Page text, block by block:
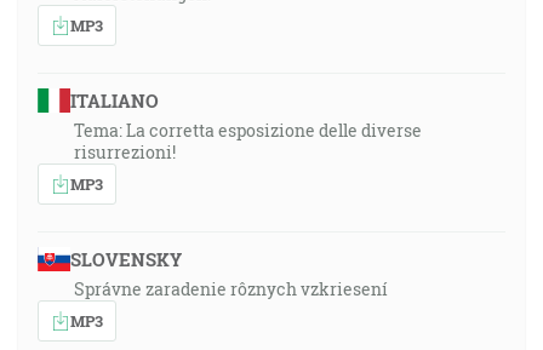
MP3
ITALIANO
Tema: La corretta esposizione delle diverse
risurrezioni!
MP3
SLOVENSKY
Správne zaradenie rôznych vzkriesení
MP3